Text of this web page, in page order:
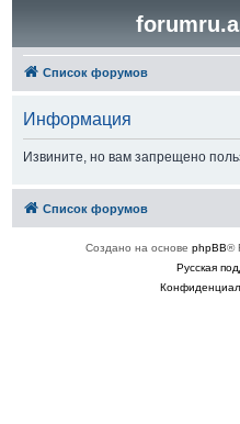
Список форумов
Информация
Извините, но вам запрещено
Список форумов
Создано на основе phpBB®
Русская